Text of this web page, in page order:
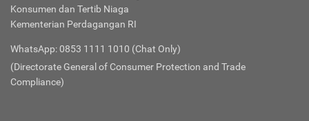
Konsumen dan Tertib Niaga
Kementerian Perdagangan RI
WhatsApp: 0853 1111 1010 (Chat Only)
(Directorate General of Consumer Protection and Trade
Compliance)